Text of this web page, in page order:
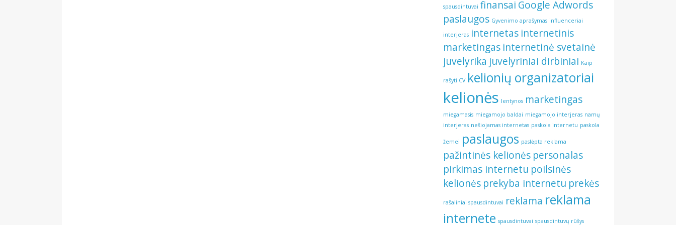
spausdintuvai finansai Google Adwords
paslaugos Gyvenimo aprašymas influenceriai
interjeras internetas internetinis
marketingas internetinė svetainė
juvelyrika juvelyriniai dirbiniai Kaip
rašyti CV kelionių organizatoriai
kelionės lentynos marketingas
miegamasis miegamojo baldai miegamojo interjeras namų
interjeras nešiojamas internetas paskola internetu paskola
žemei paslaugos paslėpta reklama
pažintinės kelionės personalas
pirkimas internetu poilsinės
kelionės prekyba internetu prekės
rašaliniai spausdintuvai reklama reklama
internete spausdintuvai spausdintuvų rūšys